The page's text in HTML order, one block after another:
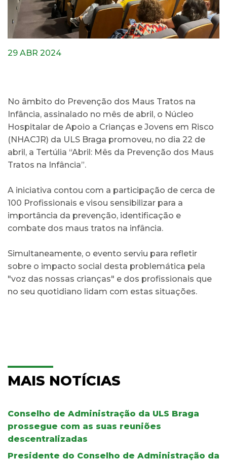
29 ABR 2024
No âmbito do Prevenção dos Maus Tratos na
Infância, assinalado no mês de abril, o Núcleo
Hospitalar de Apoio a Crianças e Jovens em Risco
(NHACJR) da ULS Braga promoveu, no dia 22 de
abril, a Tertúlia “Abril: Mês da Prevenção dos Maus
Tratos na Infância”.
A iniciativa contou com a participação de cerca de
100 Profissionais e visou sensibilizar para a
importância da prevenção, identificação e
combate dos maus tratos na infância.
Simultaneamente, o evento serviu para refletir
sobre o impacto social desta problemática pela
"voz das nossas crianças" e dos profissionais que
no seu quotidiano lidam com estas situações.
MAIS NOTÍCIAS
Conselho de Administração da ULS Braga
prossegue com as suas reuniões
descentralizadas
Presidente do Conselho de Administração da